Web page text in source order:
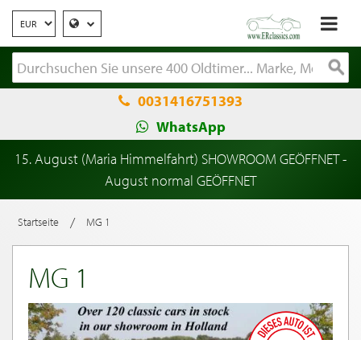
0031416751393
WhatsApp
15. August (Maria Himmelfahrt) SHOWROOM GEÖFFNET -
August normal GEÖFFNET
Startseite / MG 1
MG 1